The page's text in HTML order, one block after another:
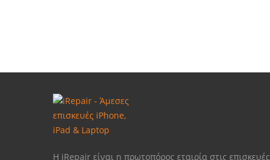
Η iRepair είναι η πρωτοπόρος εταιρία στις επισκευές